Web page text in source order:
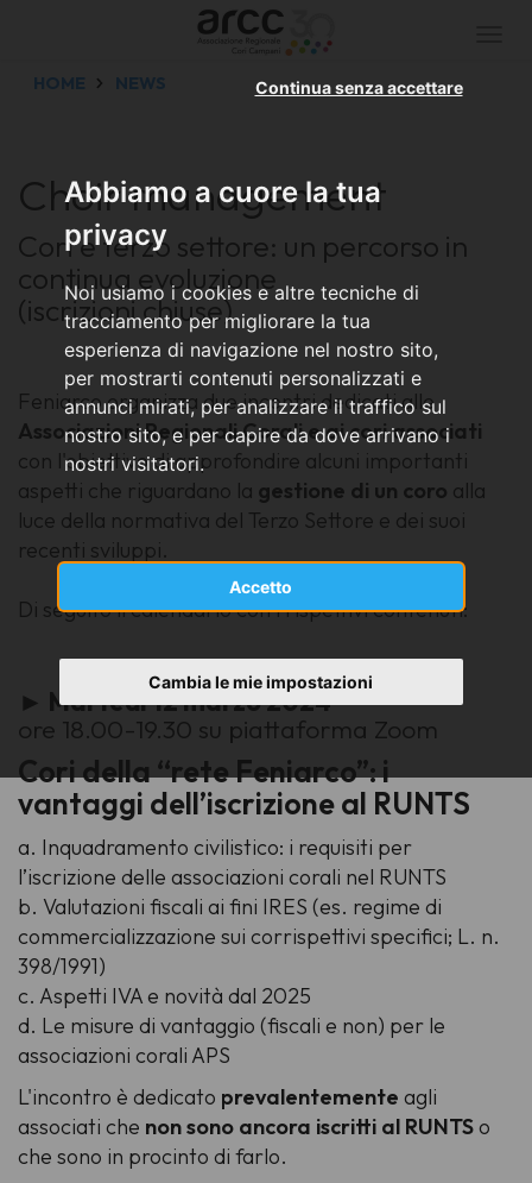
Abbiamo a cuore la tua
privacy
Noi usiamo i cookies e altre tecniche di
tracciamento per migliorare la tua
esperienza di navigazione nel nostro sito,
per mostrarti contenuti personalizzati e
annunci mirati, per analizzare il traffico sul
nostro sito, e per capire da dove arrivano i
nostri visitatori.
Accetto
Continua senza accettare
Cambia le mie impostazioni
HOME NEWS
Choir management
Cori e terzo settore: un percorso in
continua evoluzione
(iscrizioni chiuse)
Feniarco organizza due incontri dedicati alle
Associazioni Regionali Corali e ai cori associati
con l'obiettivo di approfondire alcuni importanti
aspetti che riguardano la gestione di un coro alla
luce della normativa del Terzo Settore e dei suoi
recenti sviluppi.
Di seguito il calendario con i rispettivi contenuti:
► Martedì 12 marzo 2024
ore 18.00-19.30 su piattaforma Zoom
Cori della “rete Feniarco”: i
vantaggi dell’iscrizione al RUNTS
a. Inquadramento civilistico: i requisiti per
l’iscrizione delle associazioni corali nel RUNTS
b. Valutazioni fiscali ai fini IRES (es. regime di
commercializzazione sui corrispettivi specifici; L. n.
398/1991)
c. Aspetti IVA e novità dal 2025
d. Le misure di vantaggio (fiscali e non) per le
associazioni corali APS
L'incontro è dedicato prevalentemente agli
associati che non sono ancora iscritti al RUNTSo
che sono in procinto di farlo.